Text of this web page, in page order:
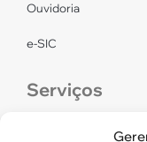
Ouvidoria
e-SIC
Serviços